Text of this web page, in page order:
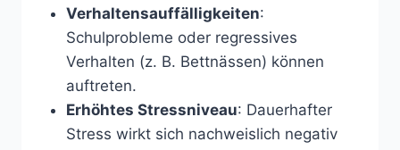
Verhaltensauffälligkeiten:
Schulprobleme oder regressives
Verhalten (z. B. Bettnässen) können
auftreten.
Erhöhtes Stressniveau: Dauerhafter
Stress wirkt sich nachweislich negativ